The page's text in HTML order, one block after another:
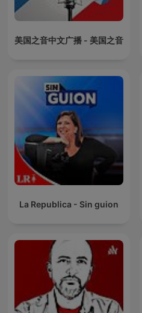
美国之音中文广播 - 美国之音
La Republica - Sin guion